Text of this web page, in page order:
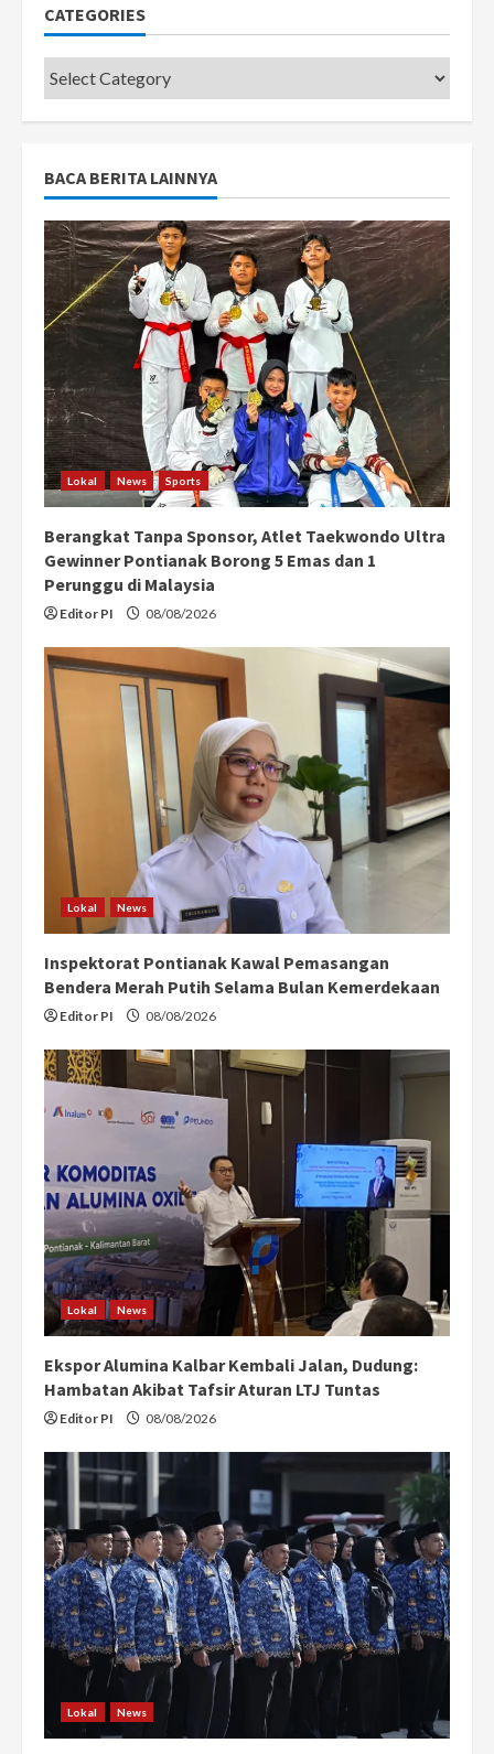
CATEGORIES
Categories
BACA BERITA LAINNYA
Lokal News Sports
Berangkat Tanpa Sponsor, Atlet Taekwondo Ultra
Gewinner Pontianak Borong 5 Emas dan 1
Perunggu di Malaysia
Editor PI 08/08/2026
Lokal News
Inspektorat Pontianak Kawal Pemasangan
Bendera Merah Putih Selama Bulan Kemerdekaan
Editor PI 08/08/2026
Lokal News
Ekspor Alumina Kalbar Kembali Jalan, Dudung:
Hambatan Akibat Tafsir Aturan LTJ Tuntas
Editor PI 08/08/2026
Lokal News